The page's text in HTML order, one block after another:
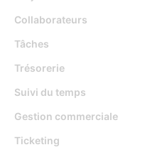
Collaborateurs
Tâches
Trésorerie
Suivi du temps
Gestion commerciale
Ticketing